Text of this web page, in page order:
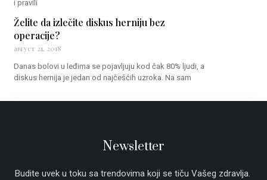
i pravili
Želite da izlečite diskus herniju bez
operacije?
август 21, 2018
Danas bolovi u leđima se pojavljuju kod čak 80% ljudi, a
diskus hernija je jedan od najčešćih uzroka. Na sam
Newsletter
Budite uvek u toku sa trendovima koji se tiču Vašeg zdravlja.